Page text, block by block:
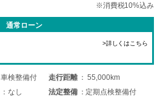
※消費税10%込み
通常ローン
>詳しくはこちら
車検整備付 走行距離
55,000km
なし 法定整備
定期点検整備付